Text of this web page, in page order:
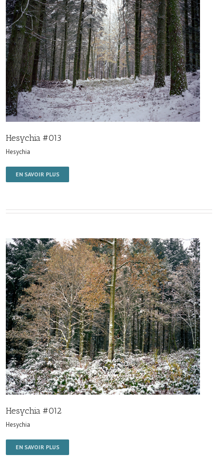
Hesychia #013
Hesychia
EN SAVOIR PLUS
Hesychia #012
Hesychia
EN SAVOIR PLUS